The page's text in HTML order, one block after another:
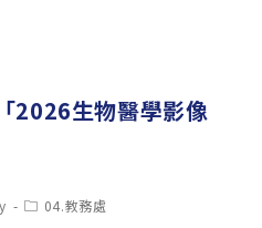
2026生物醫學影像
Post04.教務處